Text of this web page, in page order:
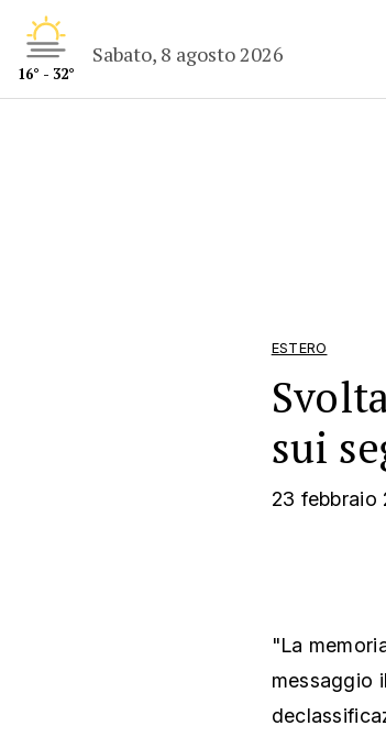
16° - 32°
Sabato, 8 agosto 2026
ESTERO
sui
23 febbraio
"La
messaggio